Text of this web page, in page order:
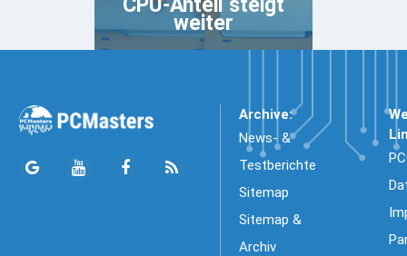
weiter
Archive:
News- &
Testberichte
Sitemap
Sitemap &
Archiv